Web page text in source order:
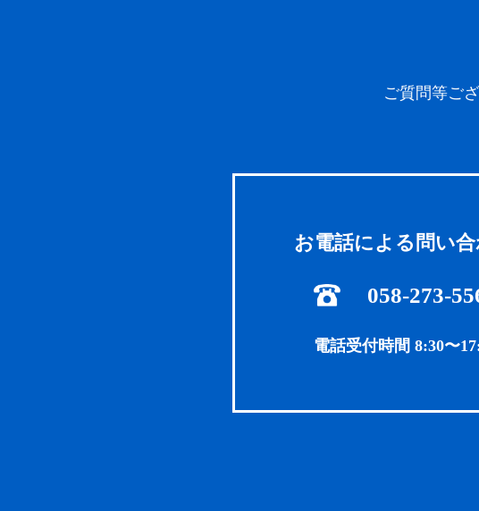
ご質問等ご
お電話による問い
058-273-
電話受付時間 8:30〜